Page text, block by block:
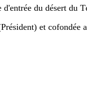
du désert du
et